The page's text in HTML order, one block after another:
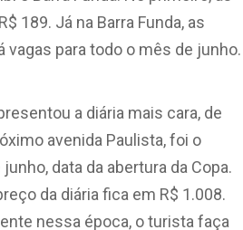
189. Já na Barra Funda, as
vagas para todo o mês de junho.
a diária mais cara, de
avenida Paulista, foi o
data da abertura da Copa.
da diária fica em R$ 1.008.
nessa época, o turista faça